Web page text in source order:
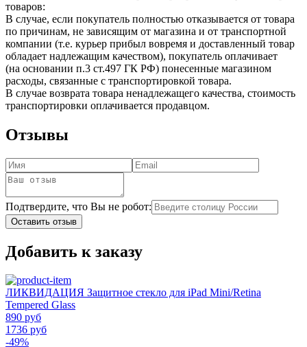
товаров:
В случае, если покупатель полностью отказывается от товара
по причинам, не зависящим от магазина и от транспортной
компании (т.е. курьер прибыл вовремя и доставленный товар
обладает надлежащим качеством), покупатель оплачивает
(на основании п.3 ст.497 ГК РФ) понесенные магазином
расходы, связанные с транспортировкой товара.
В случае возврата товара ненадлежащего качества, стоимость
транспортировки оплачивается продавцом.
Отзывы
Подтвердите, что Вы не робот:
Оставить отзыв
Добавить к заказу
ЛИКВИДАЦИЯ Защитное стекло для iPad Mini/Retina
Tempered Glass
890 руб
1736 руб
-49%